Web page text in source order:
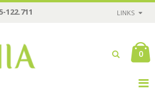
122.711 LINKS
0